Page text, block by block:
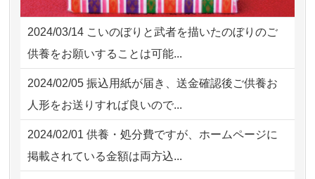
2026/07/30 17:02 神奈川の方からお申込み
2026/07/30 15:59 神奈川の方からお申込み
2026/07/30 08:46 東京都の方からお申込み
た。 手続...
2026/07/18 大切にしていたお人形をきちんと供養
してくださ...
2026/07/15 子供の頃から可愛がってきた七段飾り
の雛人形で...
2026/07/15 お客様の声を読み、丁寧に供養してい
ただけそう...
2024/03/14 こいのぼりと武者を描いたのぼりのご
供養をお願いすることは可能...
2024/02/05 振込用紙が届き、送金確認後ご供養お
人形をお送りすれば良いので...
2024/02/01 供養・処分費ですが、ホームページに
掲載されている金額は両方込...